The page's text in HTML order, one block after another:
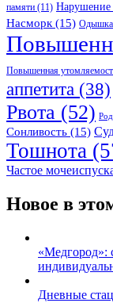
памяти (11) Нарушение
Насморк(15) Одышка
Повышенная
аппетита (38)
Рвота (52)
Сонливость (15)
Тошнота
Частое
Новое в
«Медгород»:
Дневные